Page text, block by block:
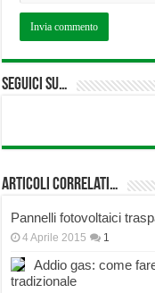
Seguici su…
Articoli correlati…
Pannelli fotovoltaici
4 Aprile 2015 1
Addio gas: come
tradizionale